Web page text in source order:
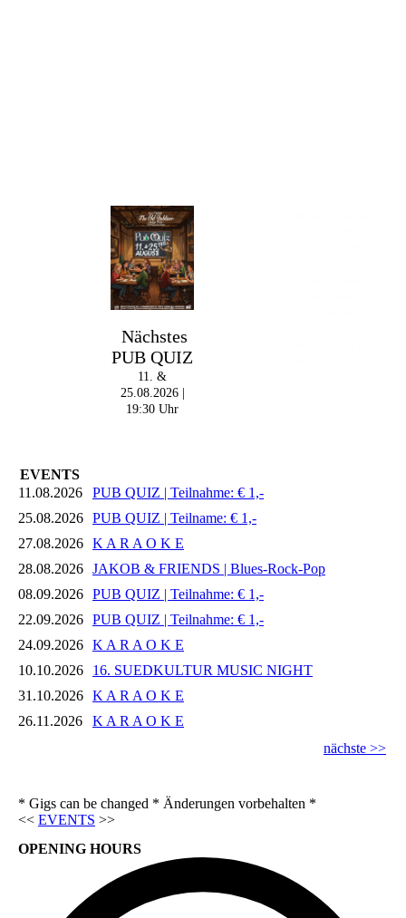
Nächstes
PUB QUIZ
11. &
25.08.2026 |
19:30 Uhr
EVENTS
11.08.2026
PUB QUIZ | Teilnahme: € 1,-
25.08.2026 PUB QUIZ | Teilname: € 1,-
27.08.2026 K A R A O K E
28.08.2026 JAKOB & FRIENDS | Blues-Rock-Pop
08.09.2026 PUB QUIZ | Teilnahme: € 1,-
22.09.2026 PUB QUIZ | Teilnahme: € 1,-
24.09.2026 K A R A O K E
10.10.2026
16. SUEDKULTUR MUSIC NIGHT
31.10.2026 K A R A O K E
26.11.2026
K A R A O K E
nächste >>
* Gigs can be changed * Änderungen vorbehalten *
<< EVENTS >>
OPENING HOURS